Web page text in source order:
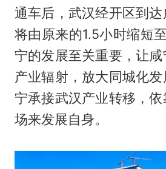
通车后，武汉经开区到
将由原来的1.5小时缩短
宁的发展至关重要，让
产业辐射，放大同城化
宁承接武汉产业转移，
场来发展自身。